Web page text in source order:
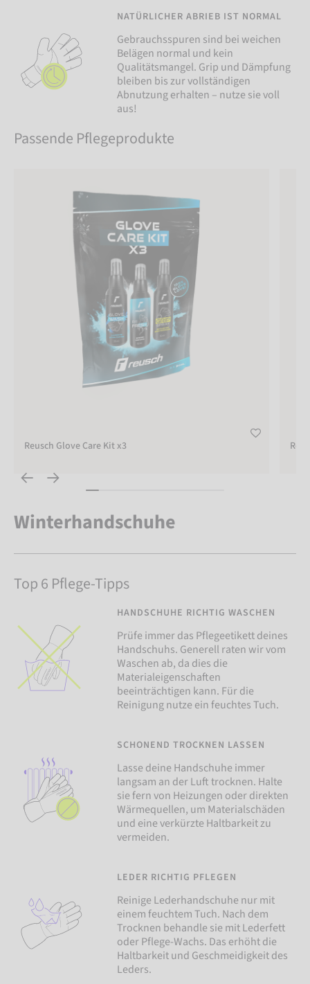
NATÜRLICHER ABRIEB IST NORMAL
Gebrauchsspuren sind bei weichen
Belägen normal und kein
Qualitätsmangel. Grip und Dämpfung
bleiben bis zur vollständigen
Abnutzung erhalten – nutze sie voll
aus!
Passende Pflegeprodukte
Reusch Glove Care Kit x3
Winterhandschuhe
Top 6 Pflege-Tipps
HANDSCHUHE RICHTIG WASCHEN
Prüfe immer das Pflegeetikett deines
Handschuhs. Generell raten wir vom
Waschen ab, da dies die
Materialeigenschaften
beeinträchtigen kann. Für die
Reinigung nutze ein feuchtes Tuch.
SCHONEND TROCKNEN LASSEN
Lasse deine Handschuhe immer
langsam an der Luft trocknen. Halte
sie fern von Heizungen oder direkten
Wärmequellen, um Materialschäden
und eine verkürzte Haltbarkeit zu
vermeiden.
LEDER RICHTIG PFLEGEN
Reinige Lederhandschuhe nur mit
einem feuchtem Tuch. Nach dem
Trocknen behandle sie mit Lederfett
oder Pflege-Wachs. Das erhöht die
Haltbarkeit und Geschmeidigkeit des
Leders.